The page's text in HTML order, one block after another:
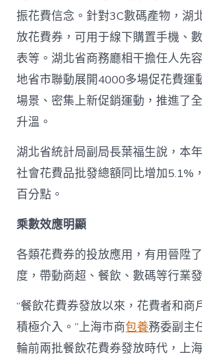
振花費信念。針對3C數碼產物，湖
放花費券，可用于線下購置手機、
表等。湖北省商務廳相干擔任人先
地省市聯動展開4000多場促花費運
場景、密集上新促銷運動，推進了
升溫。
湖北省統計局副局長葉福生說，本
社會花費品批發總額同比增加5.1%
百分點。
乘數效應明顯
各類花費券的投放應用，有用晉陞
度，帶動商超、餐飲、數碼等行業
“餐飲花費券發放以來，花費者和商
積極介入。”上海市商包養務委副主
輪前兩批餐飲花費券發放時代，上